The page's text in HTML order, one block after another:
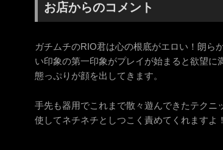
お店からのコメント
ガチムチのRIO君は心の根底がエロい！朗ら
い印象の第一印象がプレイが始まると欲望に
態っぷりが顔を出してきます。
手先も器用でこれまで散々遊んできたテクニ
使してネチネチとしつこく責めてくれますよ！